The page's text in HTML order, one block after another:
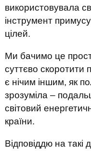
використовувала
інструмент
цілей.
Ми бачимо це
суттєво скоротити
є нічим іншим, як
зрозуміла –
світовий
країни.
Відповіддю на такі